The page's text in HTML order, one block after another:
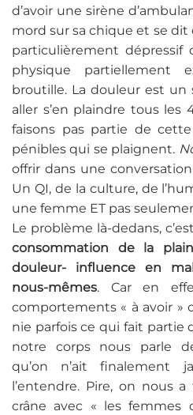
d’avoir une sirène
mord sur sa chique et se dit
particulièrement
physique partiellement
broutille. La douleur est un
aller s’en plaindre tous les
faisons pas partie de
pénibles qui se plaignent.
offrir dans une
Un QI, de la culture, de
une femme ET pas
Le problème là-dedans,
consommation de la
douleur- influence en
nous-mêmes. Car en
comportements « à avoir »
nie parfois ce qui fait partie
notre corps nous parle
qu’on n’ait finalement
l’entendre. Pire, on nous
crâne avec « les femmes